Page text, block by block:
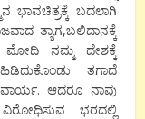
ಭಾವಚಿತ್ರಕ್ಕೆ ಬದಲಾಗಿ
ತ್ಯಾಗ,ಬಲಿದಾನಕ್ಕೆ
ಮೋದಿ ನಮ್ಮ ದೇಶಕ್ಕೆ
ತಗಾದೆ
ಆದರೂ ನಾವು
ಭರದಲ್ಲಿ